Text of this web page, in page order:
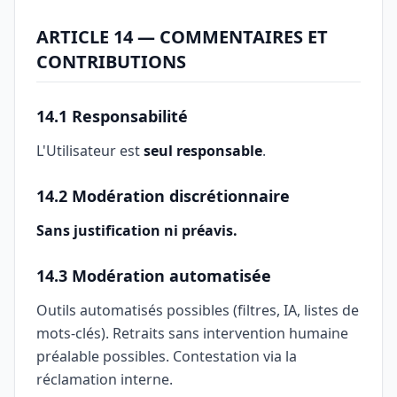
ARTICLE 14 — COMMENTAIRES ET
CONTRIBUTIONS
14.1 Responsabilité
L'Utilisateur estseul responsable.
14.2 Modération discrétionnaire
Sans justification ni préavis.
14.3 Modération automatisée
Outils automatisés possibles (filtres, IA, listes de
mots-clés). Retraits sans intervention humaine
préalable possibles. Contestation via la
réclamation interne.